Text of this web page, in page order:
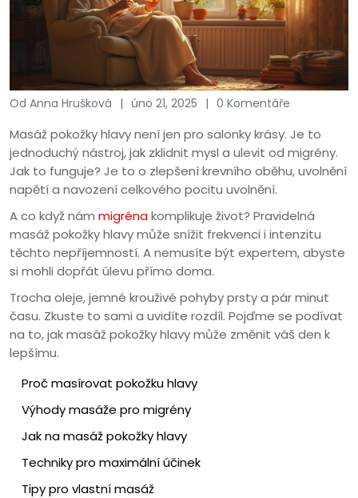
Od Anna Hrušková úno 21, 2025 0 Komentáře
Masáž pokožky hlavy není jen pro salonky krásy. Je to
jednoduchý nástroj, jak zklidnit mysl a ulevit od migrény.
Jak to funguje? Je to o zlepšení krevního oběhu, uvolnění
napětí a navození celkového pocitu uvolnění.
A co když nám migrénakomplikuje život? Pravidelná
masáž pokožky hlavy může snížit frekvenci i intenzitu
těchto nepříjemností. A nemusíte být expertem, abyste
si mohli dopřát úlevu přímo doma.
Trocha oleje, jemné krouživé pohyby prsty a pár minut
času. Zkuste to sami a uvidíte rozdíl. Pojďme se podívat
na to, jak masáž pokožky hlavy může změnit váš den k
lepšímu.
Proč masírovat pokožku hlavy
Výhody masáže pro migrény
Jak na masáž pokožky hlavy
Techniky pro maximální účinek
Tipy pro vlastní masáž